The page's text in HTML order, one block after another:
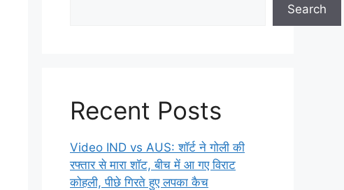
Search
Recent Posts
Video IND vs AUS: शॉर्ट ने गोली की
रफ्तार से मारा शॉट, बीच में आ गए विराट
कोहली, पीछे गिरते हुए लपका कैच